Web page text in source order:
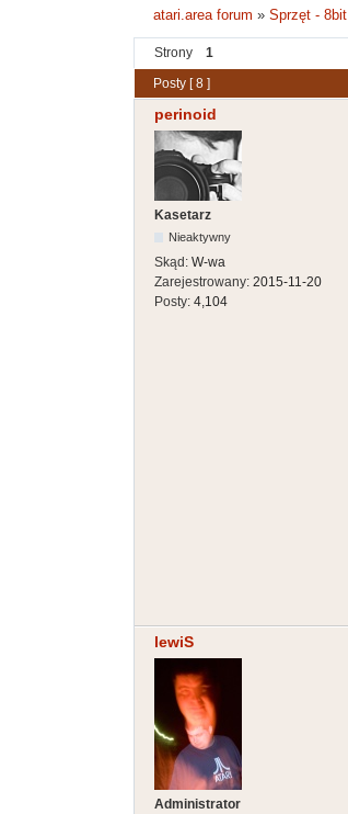
atari.area forum »Sprzęt - 8bit
Strony 1
Posty [ 8 ]
perinoid
Kasetarz
Nieaktywny
Skąd: W-wa
Zarejestrowany: 2015-11-20
Posty: 4,104
lewiS
Administrator